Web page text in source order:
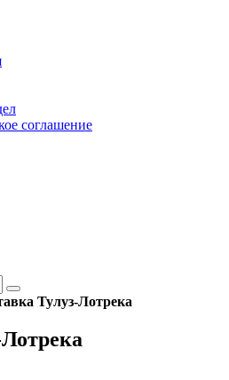
соглашение
Тулуз-Лотрека